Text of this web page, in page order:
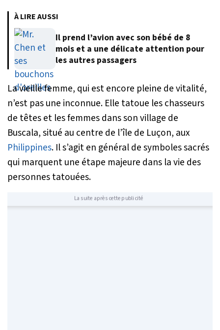
À LIRE AUSSI
Il prend l’avion avec son bébé de 8
mois et a une délicate attention pour
les autres passagers
La vieille femme, qui est encore pleine de vitalité,
n’est pas une inconnue. Elle tatoue les chasseurs
de têtes et les femmes dans son village de
Buscala, situé au centre de l’île de Luçon, aux
Philippines. Il s’agit en général de symboles sacrés
qui marquent une étape majeure dans la vie des
personnes tatouées.
La suite après cette publicité